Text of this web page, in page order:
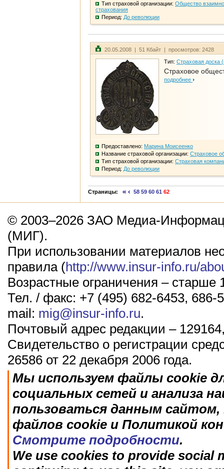
Тип страховой организации: Общество
страхования
Период: До революции
20.05.2008 | 51 Кбайт | просмотров: 2428
Тип: Страховая доска
Страховое
подробнее
Предоставлено: Марина Моисеенко
Название страховой организации: Страховое
Тип страховой организации: Страховая
Период: До революции
Страницы: 58 59 60 61 62
© 2003–2026 ЗАО Медиа-
(МИГ).
При использовании материалов
правила (http://www.insur-info.ru/
Возрастные ограничения – старше
Тел. / факс: +7 (495) 682-6453, 686-
mail: mig@insur-info.ru.
Почтовый адрес редакции –
Свидетельство о регистрации
26586 от 22 декабря 2006 года.
Мы используем файлы cookie
социальных сетей и анализа
пользоваться данным
файлов cookie и Политикой
Смотрите подробности.
We use cookies to provide social